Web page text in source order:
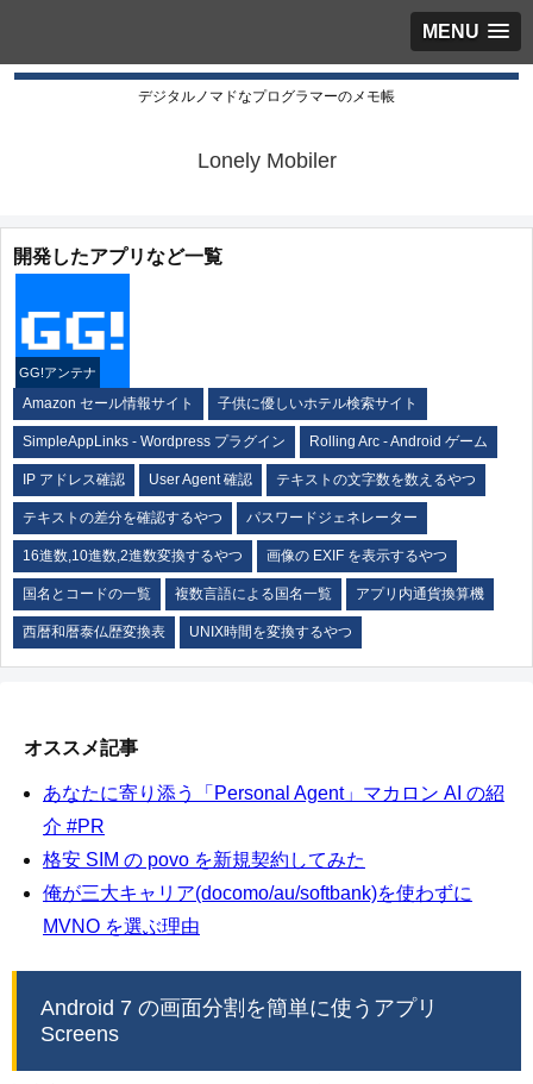
MENU
デジタルノマドなプログラマーのメモ帳
Lonely Mobiler
開発したアプリなど一覧
GG!アンテナ
Amazon セール情報サイト 子供に優しいホテル検索サイト
SimpleAppLinks - Wordpress プラグイン Rolling Arc - Android ゲーム
IP アドレス確認 User Agent 確認 テキストの文字数を数えるやつ
テキストの差分を確認するやつ パスワードジェネレーター
16進数,10進数,2進数変換するやつ 画像の EXIF を表示するやつ
国名とコードの一覧 複数言語による国名一覧 アプリ内通貨換算機
西暦和暦泰仏歴変換表 UNIX時間を変換するやつ
オススメ記事
あなたに寄り添う「Personal Agent」マカロン AI の紹
介 #PR
格安 SIM の povo を新規契約してみた
俺が三大キャリア(docomo/au/softbank)を使わずに
MVNO を選ぶ理由
Android 7 の画面分割を簡単に使うアプリ
Screens